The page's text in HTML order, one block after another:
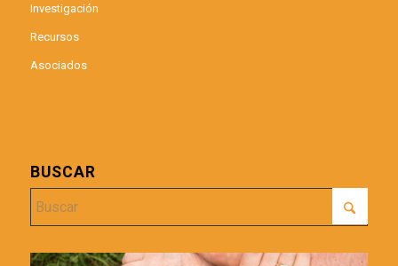
Investigación
Recursos
Asociados
BUSCAR